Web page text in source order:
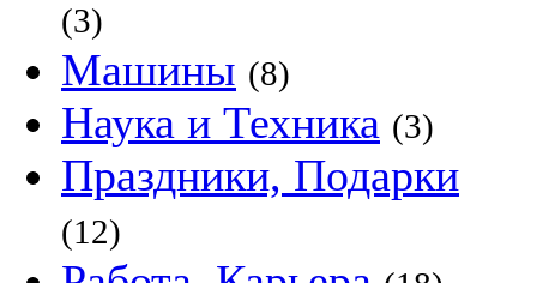
(3)
Машины (8)
Наука и Техника (3)
Праздники, Подарки
(12)